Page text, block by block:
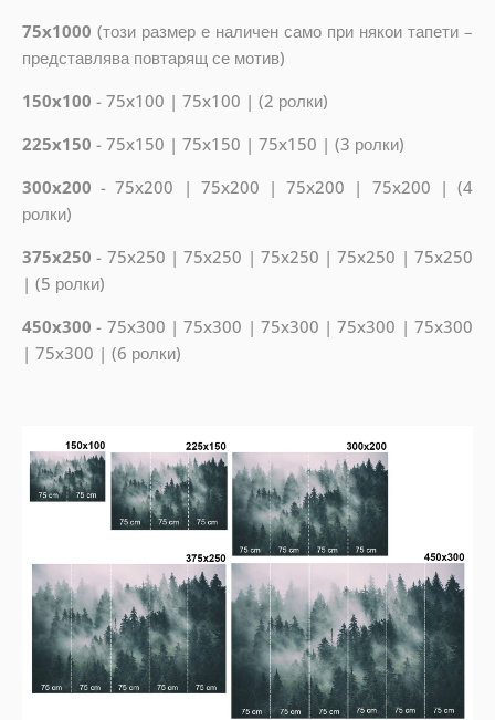
75x1000 (този размер е наличен само при някои тапети –
представлява повтарящ се мотив)
150x100 - 75x100 | 75x100 | (2 ролки)
225x150 - 75x150 | 75x150 | 75x150 | (3 ролки)
300x200 - 75x200 | 75x200 | 75x200 | 75x200 | (4
ролки)
375x250 - 75x250 | 75x250 | 75x250 | 75x250 | 75x250
| (5 ролки)
450x300 - 75x300 | 75x300 | 75x300 | 75x300 | 75x300
| 75x300 | (6 ролки)